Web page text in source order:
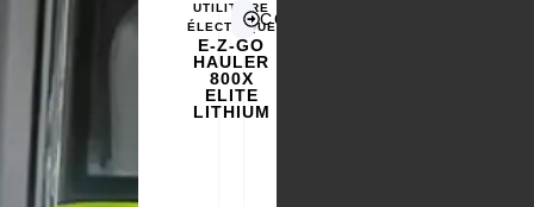
UTILITAIRE
ÉLECTRIQUE
E-Z-GO
HAULER
800X
ELITE
LITHIUM
CONFIGURER